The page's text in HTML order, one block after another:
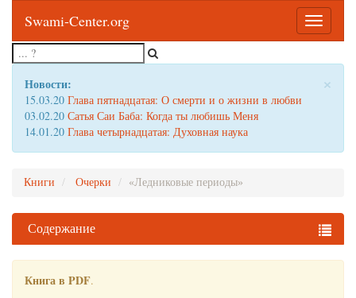
Toggle
Swami-Center.org
×
Новости:
15.03.20 Глава пятнадцатая: О смерти и о жизни в любви
03.02.20 Сатья Саи Баба: Когда ты любишь Меня
14.01.20 Глава четырнадцатая: Духовная наука
Книги Очерки «Ледниковые периоды»
Содержание
Книга в PDF.